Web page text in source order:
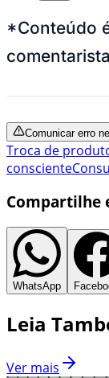
*Conteúdo
comentarista
Comunicar erro
Troca de
consciente
Compartilhe
WhatsApp
Leia
Ver mais